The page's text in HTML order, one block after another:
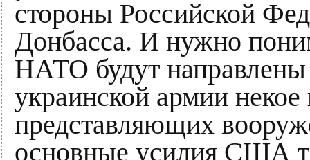
стороны Российской
Донбасса. И нужно
НАТО будут направлены
украинской армии некое
представляющих
основные усилия США